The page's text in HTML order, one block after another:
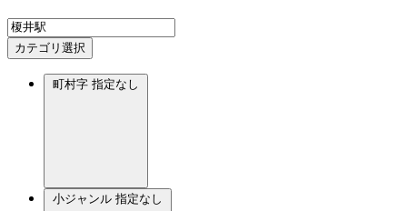
カテゴリ選択
町村字 指定なし
小ジャンル 指定なし